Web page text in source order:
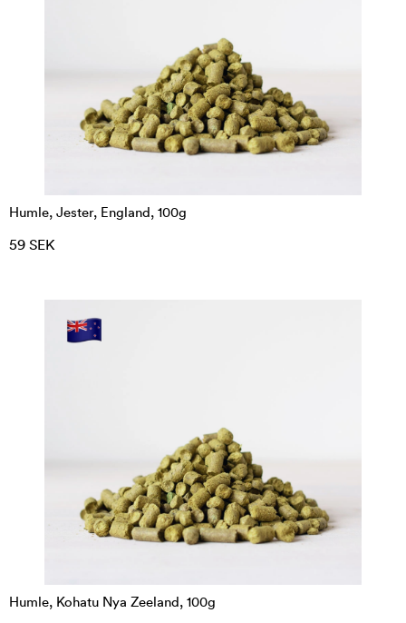
Humle, Jester, England, 100g
59 SEK
Humle, Kohatu Nya Zeeland, 100g